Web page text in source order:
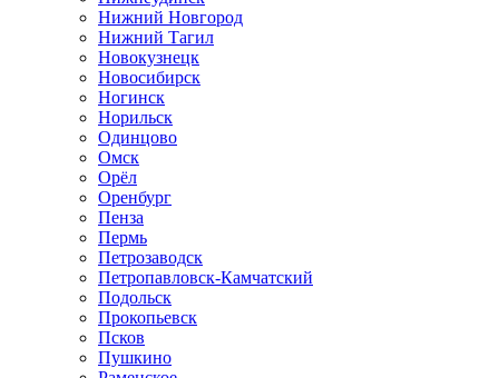
Нижний Новгород
Нижний Тагил
Новокузнецк
Новосибирск
Ногинск
Норильск
Одинцово
Омск
Орёл
Оренбург
Пенза
Пермь
Петрозаводск
Петропавловск-Камчатский
Подольск
Прокопьевск
Псков
Пушкино